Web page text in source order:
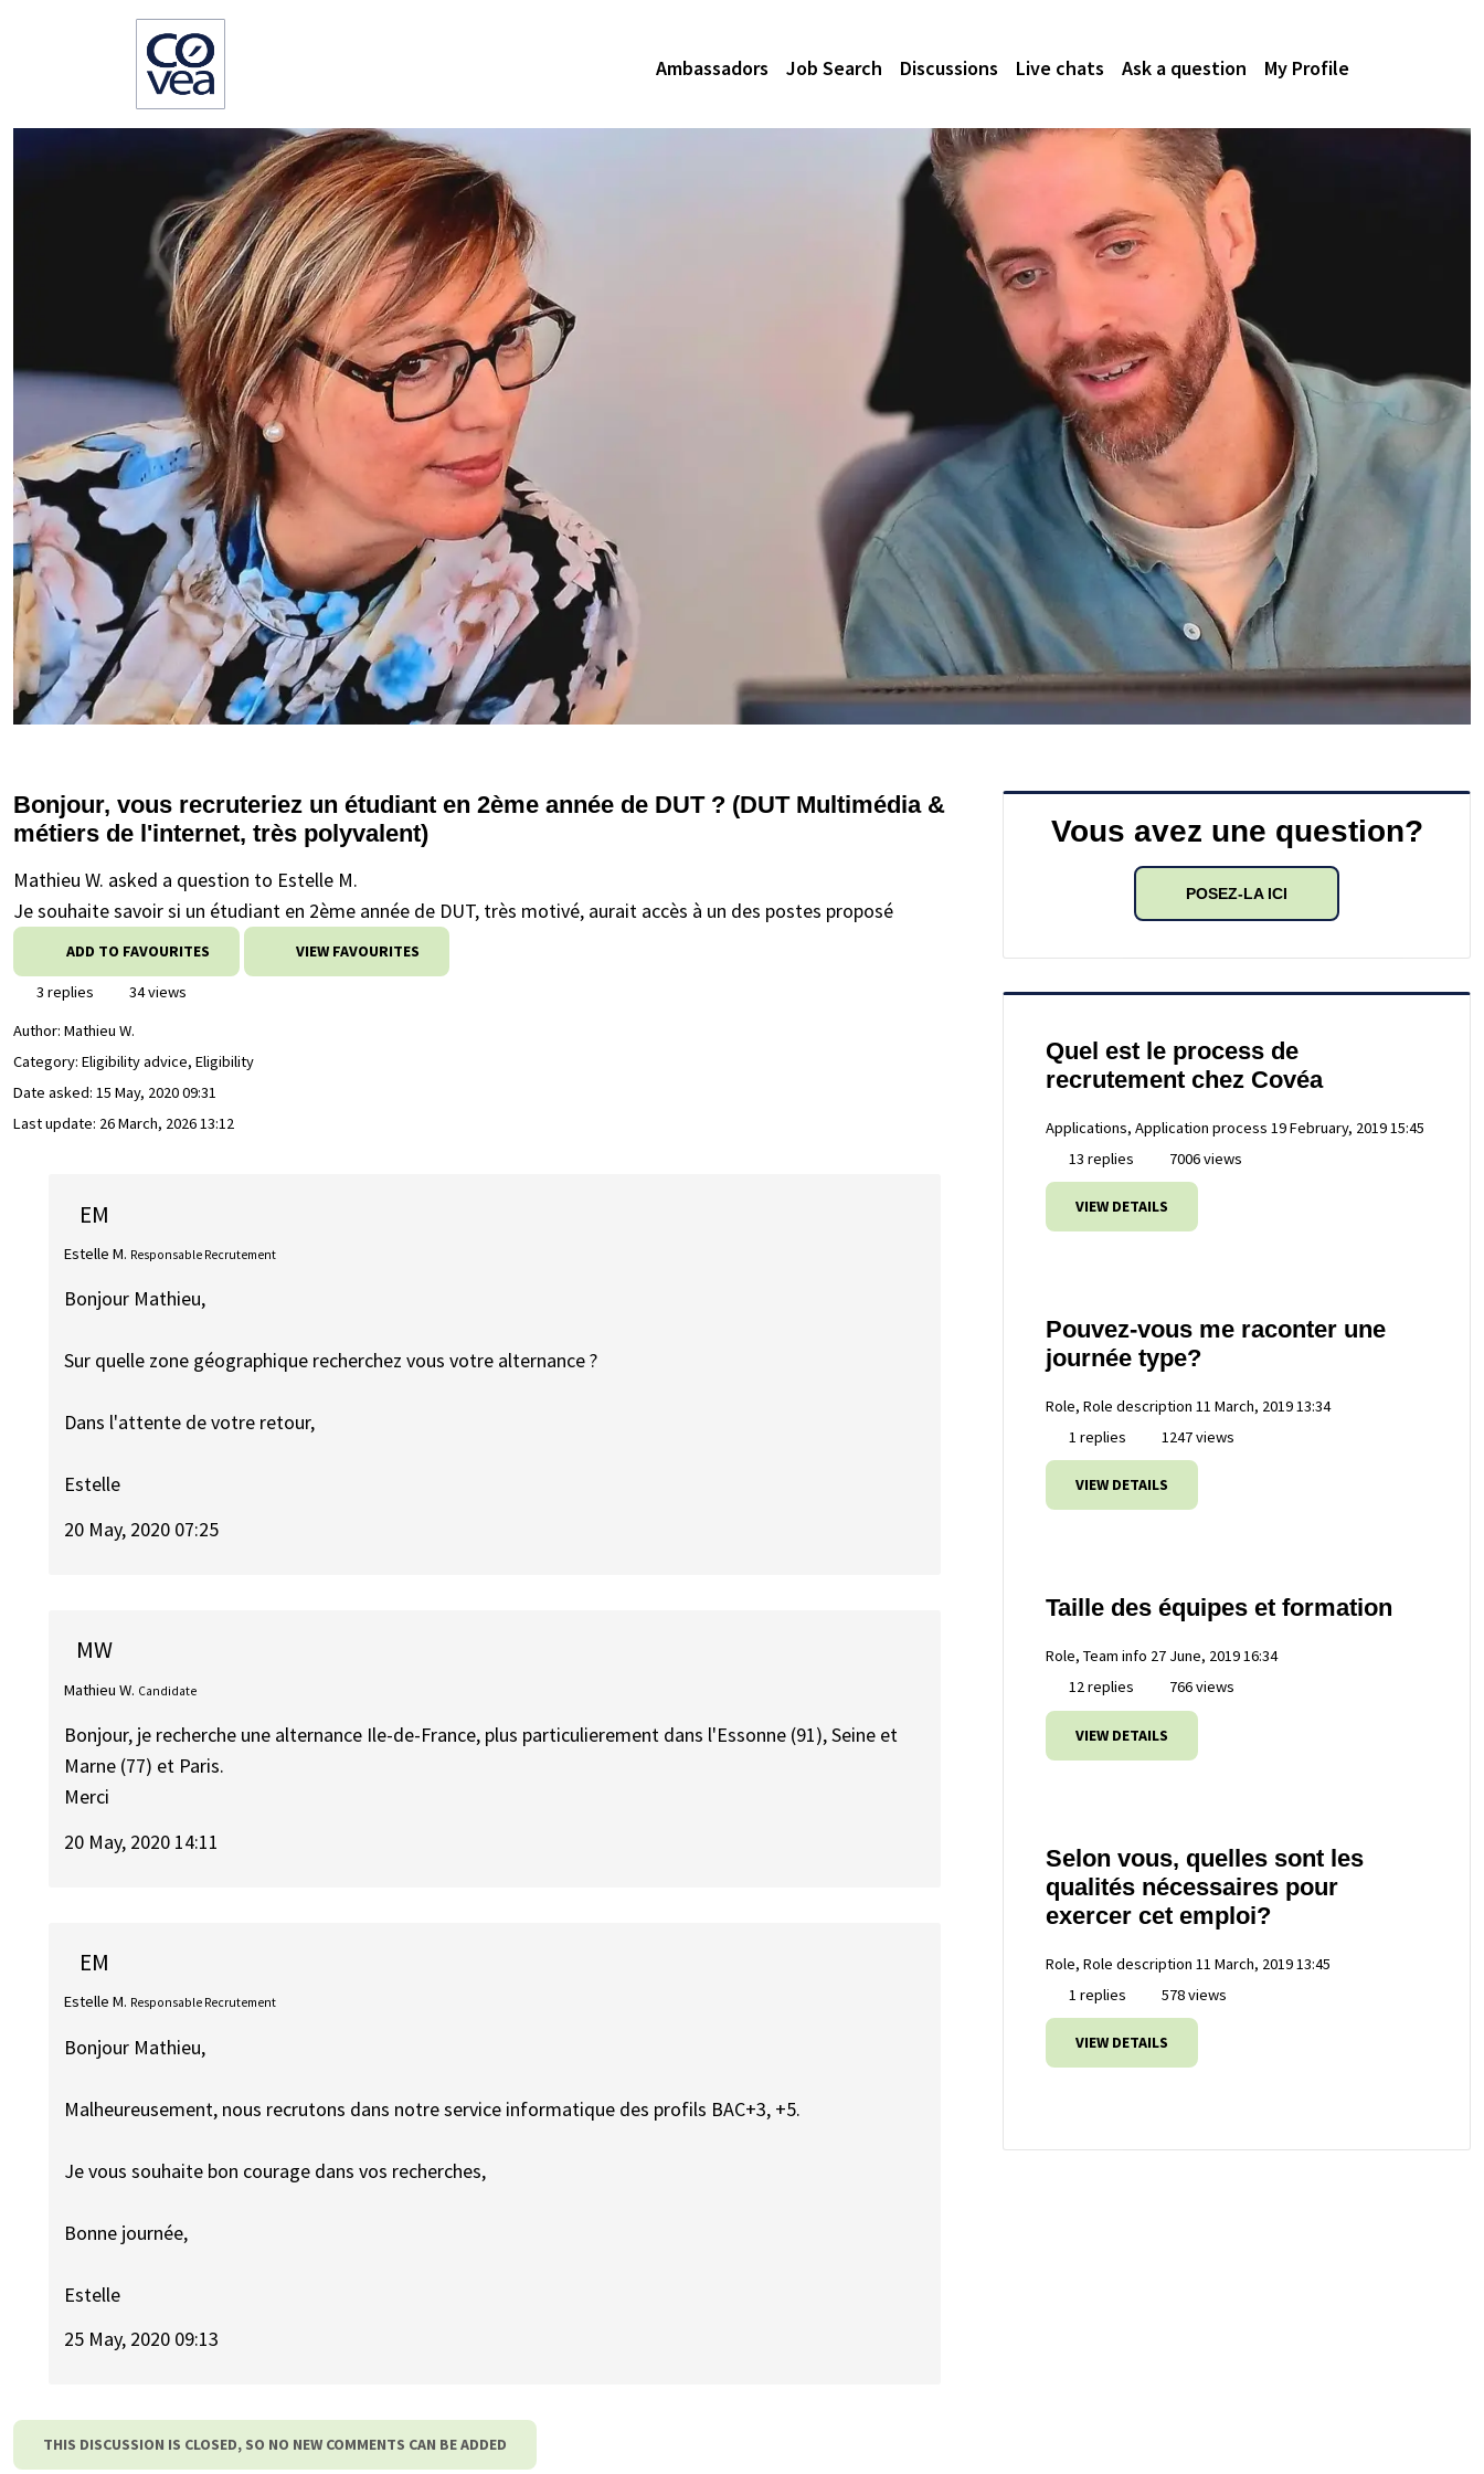
Ambassadors Job Search Discussions Live chats Ask a question My Profile
Bonjour, vous recruteriez un étudiant en 2ème année de DUT ? (DUT Multimédia &
métiers de l'internet, très polyvalent)
Mathieu W. asked a question to Estelle M.
Je souhaite savoir si un étudiant en 2ème année de DUT, très motivé, aurait accès à un des postes proposé
ADD TO FAVOURITES VIEW FAVOURITES
3 replies
34 views
Author: Mathieu W.
Category: Eligibility advice, Eligibility
Date asked: 15 May, 2020 09:31
Last update: 26 March, 2026 13:12
EM
Estelle M. Responsable Recrutement
Bonjour Mathieu,
Sur quelle zone géographique recherchez vous votre alternance ?
Dans l'attente de votre retour,
Estelle
20 May, 2020 07:25
MW
Mathieu W. Candidate
Bonjour, je recherche une alternance Ile-de-France, plus particulierement dans l'Essonne (91), Seine et
Marne (77) et Paris.
Merci
20 May, 2020 14:11
EM
Estelle M. Responsable Recrutement
Bonjour Mathieu,
Malheureusement, nous recrutons dans notre service informatique des profils BAC+3, +5.
Je vous souhaite bon courage dans vos recherches,
Bonne journée,
Estelle
25 May, 2020 09:13
THIS DISCUSSION IS CLOSED, SO NO NEW COMMENTS CAN BE ADDED
Vous avez une question?
POSEZ-LA ICI
Quel est le process de
recrutement chez Covéa
Applications, Application process 19 February, 2019 15:45
13 replies
7006 views
VIEW DETAILS
Pouvez-vous me raconter une
journée type?
Role, Role description 11 March, 2019 13:34
1 replies
1247 views
VIEW DETAILS
Taille des équipes et formation
Role, Team info 27 June, 2019 16:34
12 replies
766 views
VIEW DETAILS
Selon vous, quelles sont les
qualités nécessaires pour
exercer cet emploi?
Role, Role description 11 March, 2019 13:45
1 replies
578 views
VIEW DETAILS